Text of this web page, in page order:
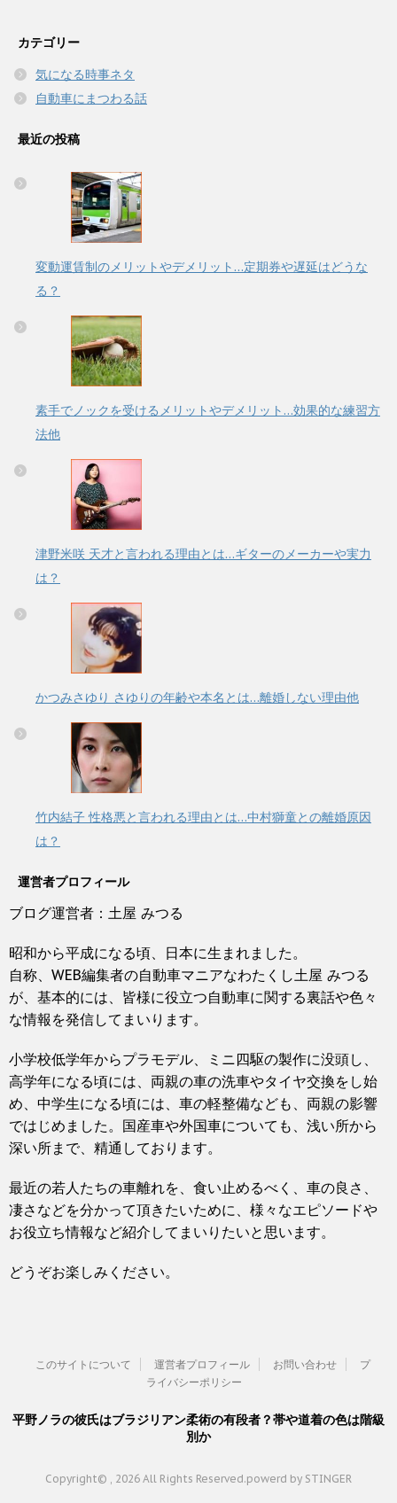
カテゴリー
気になる時事ネタ
自動車にまつわる話
最近の投稿
変動運賃制のメリットやデメリット…定期券や遅延はどうな
る？
素手でノックを受けるメリットやデメリット…効果的な練習方
法他
津野米咲 天才と言われる理由とは…ギターのメーカーや実力
は？
かつみさゆり さゆりの年齢や本名とは…離婚しない理由他
竹内結子 性格悪と言われる理由とは…中村獅童との離婚原因
は？
運営者プロフィール
ブログ運営者：土屋 みつる
昭和から平成になる頃、日本に生まれました。
自称、WEB編集者の自動車マニアなわたくし土屋 みつる
が、基本的には、皆様に役立つ自動車に関する裏話や色々
な情報を発信してまいります。
小学校低学年からプラモデル、ミニ四駆の製作に没頭し、
高学年になる頃には、両親の車の洗車やタイヤ交換をし始
め、中学生になる頃には、車の軽整備なども、両親の影響
ではじめました。国産車や外国車についても、浅い所から
深い所まで、精通しております。
最近の若人たちの車離れを、食い止めるべく、車の良さ、
凄さなどを分かって頂きたいために、様々なエピソードや
お役立ち情報など紹介してまいりたいと思います。
どうぞお楽しみください。
このサイトについて 運営者プロフィール お問い合わせ
プ
ライバシーポリシー
平野ノラの彼氏はブラジリアン柔術の有段者？帯や道着の色は階級
別か
Copyright© , 2026 All Rights Reserved.powerd by STINGER